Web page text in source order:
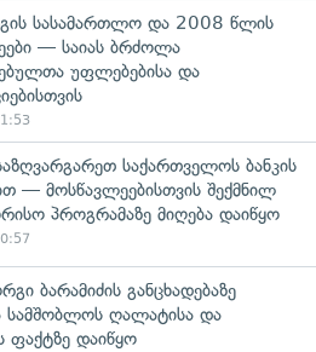
სასამართლო და 2008 წლის
— საიას ბრძოლა
უფლებებისა და
საქართველოს ბანკის
— მოსწავლეებისთვის შექმნილ
პროგრამაზე მიღება დაიწყო
ბარამიძის განცხადებაზე
სამშობლოს ღალატისა და
ფაქტზე დაიწყო